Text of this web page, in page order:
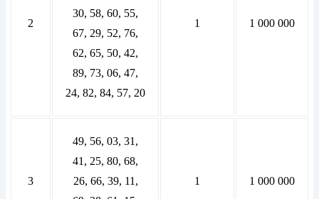
2
30, 58, 60, 55,
67, 29, 52, 76,
62, 65, 50, 42,
89, 73, 06, 47,
24, 82, 84, 57, 20
1 1 000 000
3
49, 56, 03, 31,
41, 25, 80, 68,
26, 66, 39, 11,
1 1 000 000